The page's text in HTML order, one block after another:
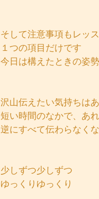
そして注意事項もレッ
１つの項目だけです
今日は構えたときの姿勢
沢山伝えたい気持ちは
短い時間のなかで、あ
逆にすべて伝わらなく
少しずつ少しずつ
ゆっくりゆっくり